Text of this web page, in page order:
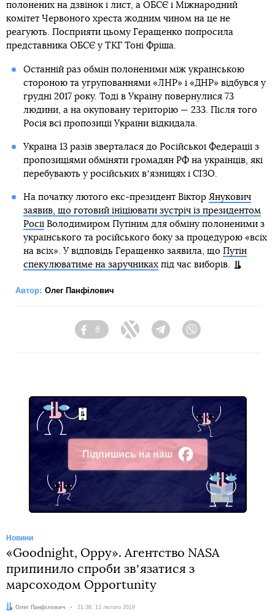
полонених на дзвінок і лист, а ОБСЄ і Міжнародний
комітет Червоного хреста жодним чином на це не
реагують. Посприяти цьому Геращенко попросила
представника ОБСЄ у ТКГ Тоні Фріша.
Останній раз обмін полоненими між українською
стороною та угрупованнями «ЛНР» і «ДНР» відбувся у
грудні 2017 року. Тоді в Україну повернулися 73
людини, а на окуповану територію — 233. Після того
Росія всі пропозиції України відкидала.
Україна 13 разів зверталася до Російської Федерації з
пропозиціями обміняти громадян РФ на українців, які
перебувають у російських вʼязницях і СІЗО.
На початку лютого екс-президент Віктор Янукович
заявив, що готовий ініціювати зустріч із президентом
РосіїВолодимиром Путіним для обміну полоненими з
українського та російського боку за процедурою «всіх
на всіх». У відповідь Геращенко заявила, що Путін
спекулюватиме на заручникахпід час виборів.
Автор: Олег Панфілович
Facebook
8
Twitter Telegram
Підпишись на наш
Facebook
Новини
«Goodnight, Oppy». Агентство NASA
припинило спроби звʼязатися з
марсоходом Opportunity
Автор:
Олег Панфілович Дата:
21:36, 13 лютого 2019